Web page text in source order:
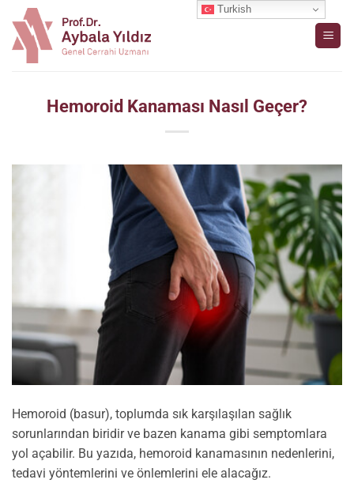
İçeriğe
atla
Hemoroid Kanaması Nasıl Geçer?
Hemoroid (basur), toplumda sık karşılaşılan sağlık
sorunlarından biridir ve bazen kanama gibi semptomlara
yol açabilir. Bu yazıda, hemoroid kanamasının nedenlerini,
tedavi yöntemlerini ve önlemlerini ele alacağız.
Turkish